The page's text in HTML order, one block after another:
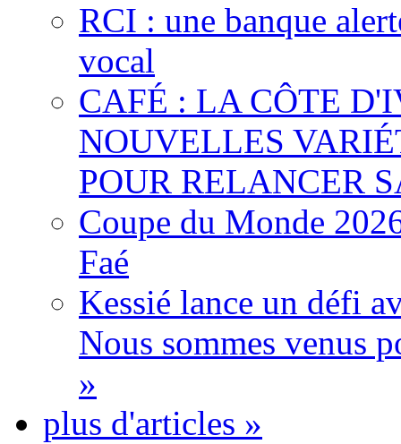
RCI : une banque
vocal
CAFÉ : LA CÔTE
NOUVELLES
POUR RELANCER
Coupe du Monde
Faé
Kessié lance un défi
Nous sommes venus
»
plus d'articles »